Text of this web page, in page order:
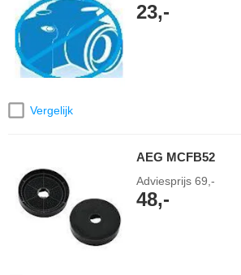
Vergelijk
23,-
AEG MCFB52
Adviesprijs 69,-
48,-